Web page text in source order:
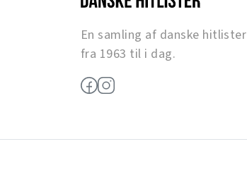
En samling af danske hitlister
fra 1963 til i dag.